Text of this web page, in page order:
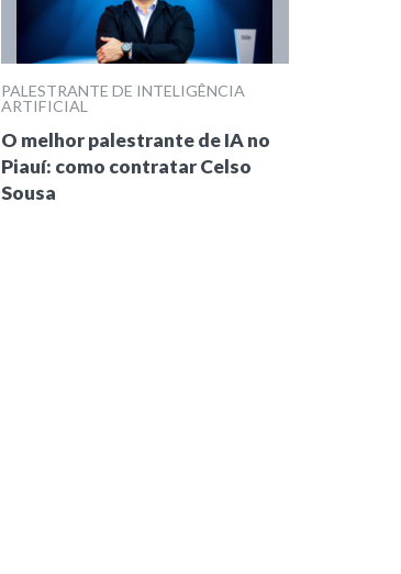
PALESTRANTE DE INTELIGÊNCIA
ARTIFICIAL
O melhor palestrante de IA no
Piauí: como contratar Celso
Sousa